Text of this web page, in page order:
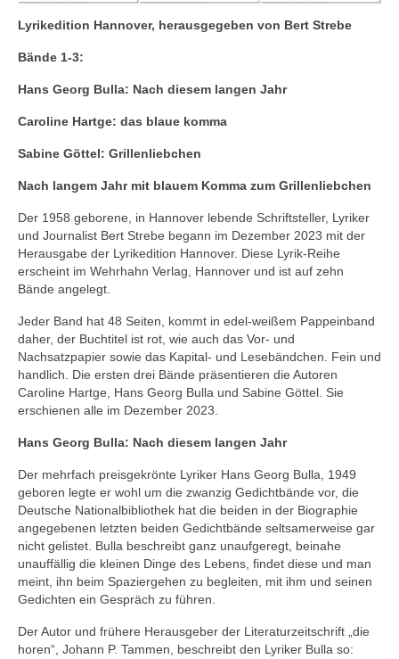
Lyrikedition Hannover, herausgegeben von Bert Strebe
Bände 1-3:
Hans Georg Bulla: Nach diesem langen Jahr
Caroline Hartge: das blaue komma
Sabine Göttel: Grillenliebchen
Nach langem Jahr mit blauem Komma zum Grillenliebchen
Der 1958 geborene, in Hannover lebende Schriftsteller, Lyriker
und Journalist Bert Strebe begann im Dezember 2023 mit der
Herausgabe der Lyrikedition Hannover. Diese Lyrik-Reihe
erscheint im Wehrhahn Verlag, Hannover und ist auf zehn
Bände angelegt.
Jeder Band hat 48 Seiten, kommt in edel-weißem Pappeinband
daher, der Buchtitel ist rot, wie auch das Vor- und
Nachsatzpapier sowie das Kapital- und Lesebändchen. Fein und
handlich. Die ersten drei Bände präsentieren die Autoren
Caroline Hartge, Hans Georg Bulla und Sabine Göttel. Sie
erschienen alle im Dezember 2023.
Hans Georg Bulla: Nach diesem langen Jahr
Der mehrfach preisgekrönte Lyriker Hans Georg Bulla, 1949
geboren legte er wohl um die zwanzig Gedichtbände vor, die
Deutsche Nationalbibliothek hat die beiden in der Biographie
angegebenen letzten beiden Gedichtbände seltsamerweise gar
nicht gelistet. Bulla beschreibt ganz unaufgeregt, beinahe
unauffällig die kleinen Dinge des Lebens, findet diese und man
meint, ihn beim Spaziergehen zu begleiten, mit ihm und seinen
Gedichten ein Gespräch zu führen.
Der Autor und frühere Herausgeber der Literaturzeitschrift „die
horen“, Johann P. Tammen, beschreibt den Lyriker Bulla so: